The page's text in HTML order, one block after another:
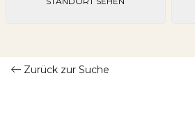
Zurück zur Suche